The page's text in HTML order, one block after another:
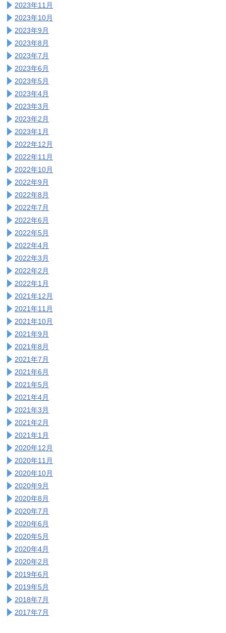
2023年11月
2023年10月
2023年9月
2023年8月
2023年7月
2023年6月
2023年5月
2023年4月
2023年3月
2023年2月
2023年1月
2022年12月
2022年11月
2022年10月
2022年9月
2022年8月
2022年7月
2022年6月
2022年5月
2022年4月
2022年3月
2022年2月
2022年1月
2021年12月
2021年11月
2021年10月
2021年9月
2021年8月
2021年7月
2021年6月
2021年5月
2021年4月
2021年3月
2021年2月
2021年1月
2020年12月
2020年11月
2020年10月
2020年9月
2020年8月
2020年7月
2020年6月
2020年5月
2020年4月
2020年2月
2019年6月
2019年5月
2018年7月
2017年7月